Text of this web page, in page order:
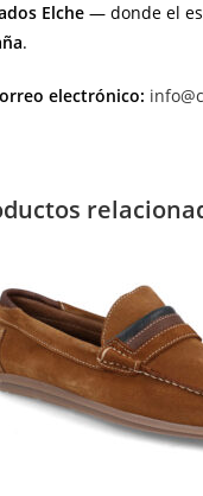
Elche — donde el
.
electrónico: